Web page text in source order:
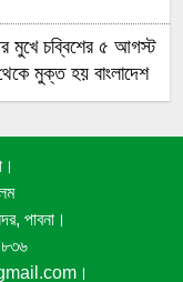
মুখে চব্বিশের ৫ আগস্ট
মুক্ত হয় বাংলাদেশ
কোর্টের
ভূমিকা
পাবনা।